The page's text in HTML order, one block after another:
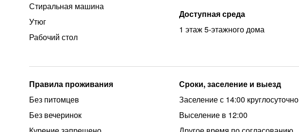
Стиральная машина
Утюг
Рабочий стол
Доступная среда
1 этаж 5-этажного дома
Правила проживания
Без питомцев
Без вечеринок
Сроки, заселение и выезд
Заселение с 14:00 круглосуточно
Выселение в 12:00